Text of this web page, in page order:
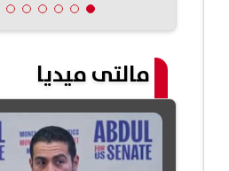
مالتى ميديا